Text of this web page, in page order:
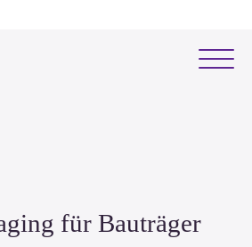
für Bauträger